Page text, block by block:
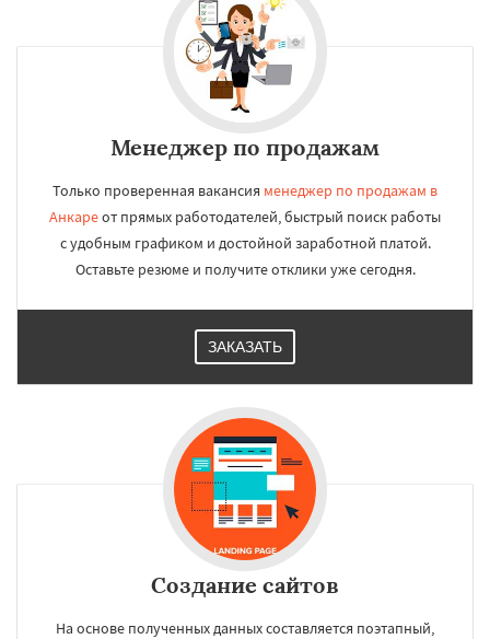
Менеджер по продажам
Только проверенная вакансия менеджер по продажам в
Анкареот прямых работодателей, быстрый поиск работы
с удобным графиком и достойной заработной платой.
Оставьте резюме и получите отклики уже сегодня.
ЗАКАЗАТЬ
Создание сайтов
На основе полученных данных составляется поэтапный,